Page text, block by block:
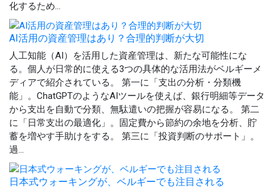
化するため...
AI活用の資産管理はあり？合理的判断が大切
人工知能（AI）を活用した資産管理は、新たな可能性にな
る。個人が日常的に使える3つの具体的な活用法がベルギーメ
ディアで紹介されている。 第一に「支出の分析・分類機
能」。ChatGPTのようなAIツールを使えば、銀行明細等データ
から支出を自動で分類、無駄遣いの把握が容易になる。 第二
に「日常支出の最適化」。固定費から節約の余地を分析、貯
蓄を増やす手助けをする。 第三に「投資判断のサポート」。
過...
日本式ウォーキングが、ベルギーでも注目される